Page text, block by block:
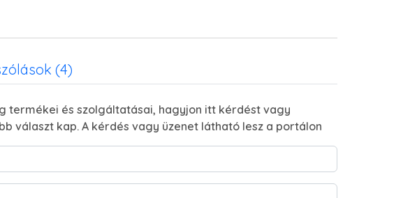
(4)
termékei és szolgáltatásai, hagyjon itt kérdést vagy
választ kap. A kérdés vagy üzenet látható lesz a portálon